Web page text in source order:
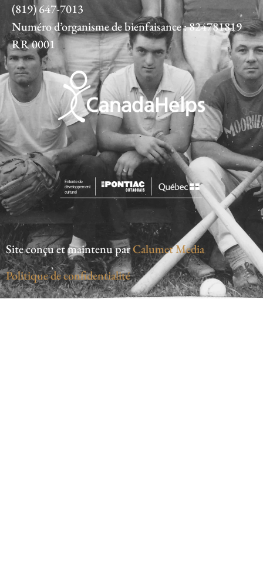
(819) 647-7013
Numéro d’organisme de bienfaisance : 824781819
RR 0001
Site conçu et maintenu parCalumet Media
Politique de confidentialité